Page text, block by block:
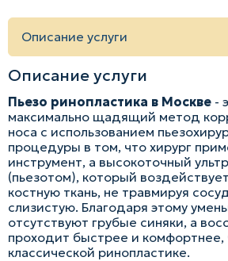
Описание услуги
Описание услуги
Пьезо ринопластика в Москве -
максимально щадящий метод
носа с использованием
процедуры в том, что хирург
инструмент, а высокоточный
(пьезотом), который
костную ткань, не травмируя
слизистую. Благодаря этому
отсутствуют грубые синяки, а
проходит быстрее и комфортнее,
классической ринопластике.